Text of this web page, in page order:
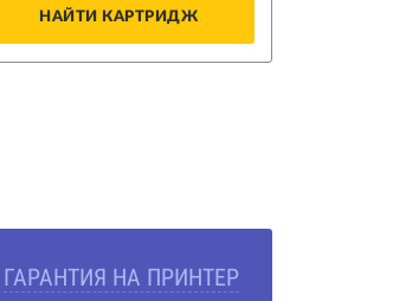
НАЙТИ КАРТРИДЖ
ГАРАНТИЯ НА ПРИНТЕР